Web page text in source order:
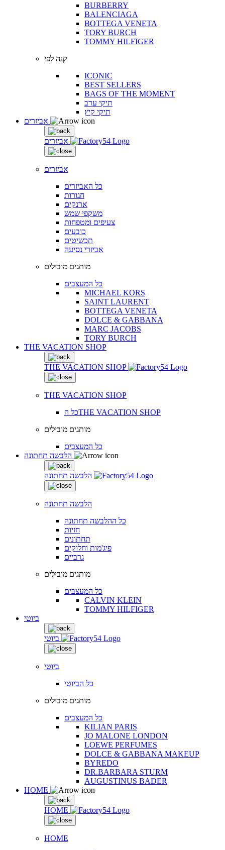
BURBERRY
BALENCIAGA
BOTTEGA VENETA
TORY BURCH
TOMMY HILFIGER
קנה לפי
ICONIC
BEST SELLERS
BAGS OF THE MOMENT
תיקי ערב
תיקי קיץ
אביזרים
אביזרים
כל האביזרים
חגורות
ארנקים
משקפי שמש
צעיפים ומטפחות
כובעים
תכשיטים
אביזרי נסיעה
מותגים מובילים
כל המעצבים
MICHAEL KORS
SAINT LAURENT
BOTTEGA VENETA
DOLCE & GABBANA
MARC JACOBS
TORY BURCH
THE VACATION SHOP
THE VACATION SHOP
THE VACATION SHOP
כל הTHE VACATION SHOP
מותגים מובילים
כל המעצבים
הלבשה תחתונה
הלבשה תחתונה
כל ההלבשה תחתונה
חזיות
תחתונים
פיג'מות וחלוקים
גרביים
מותגים מובילים
כל המעצבים
CALVIN KLEIN
TOMMY HILFIGER
ביוטי
ביוטי
ביוטי
כל הביוטי
מותגים מובילים
כל המעצבים
KILIAN PARIS
JO MALONE LONDON
LOEWE PERFUMES
DOLCE & GABBANA MAKEUP
BYREDO
DR.BARBARA STURM
AUGUSTINUS BADER
HOME
HOME
HOME